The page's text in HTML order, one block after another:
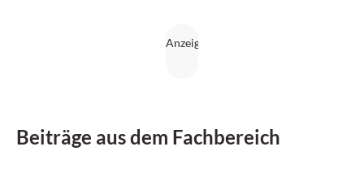
Beiträge aus dem Fachbereich